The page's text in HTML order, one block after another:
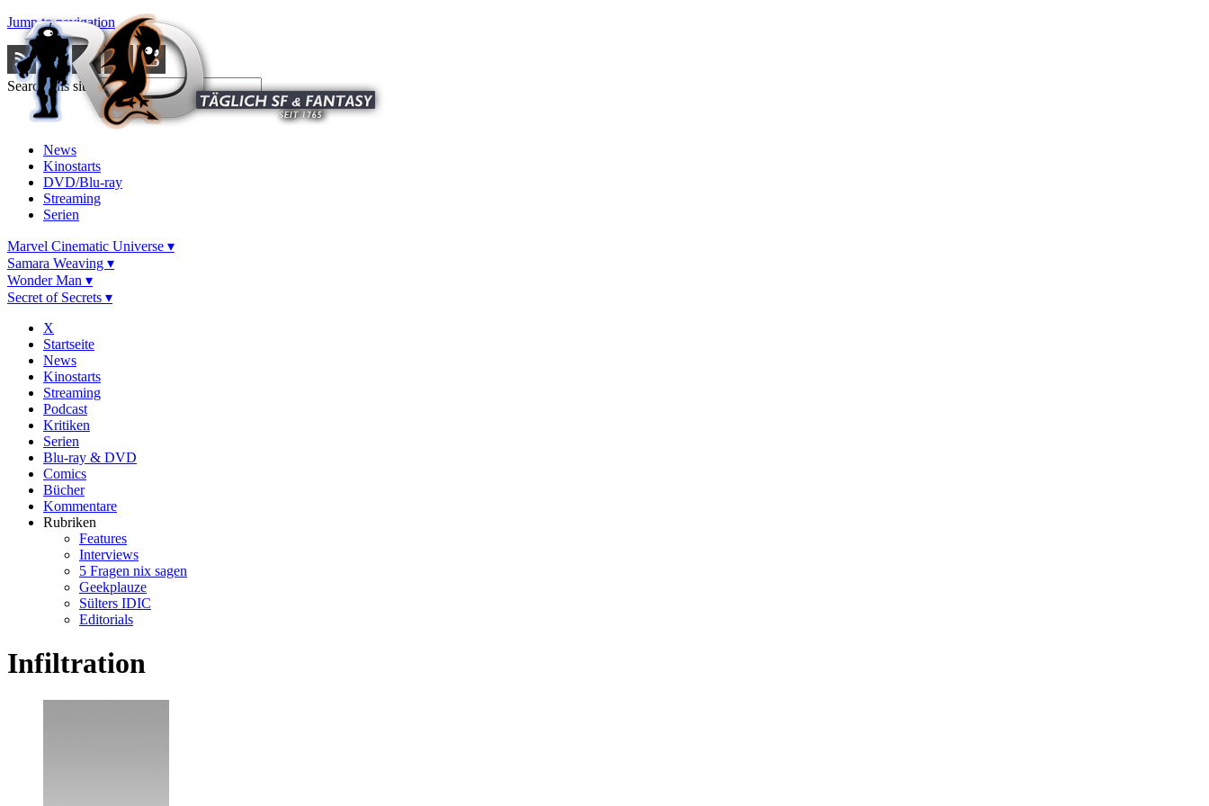
Jump to navigation
Search this site
News
Kinostarts
DVD/Blu-ray
Streaming
Serien
Marvel Cinematic Universe ▾
Samara Weaving ▾
Wonder Man ▾
Secret of Secrets ▾
X
Startseite
News
Kinostarts
Streaming
Podcast
Kritiken
Serien
Blu-ray & DVD
Comics
Bücher
Kommentare
Rubriken
Features
Interviews
5 Fragen nix sagen
Geekplauze
Sülters IDIC
Editorials
Infiltration